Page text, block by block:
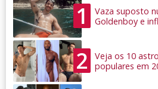
1
Vaza suposto
Goldenboy e
2
Veja os 10
populares em